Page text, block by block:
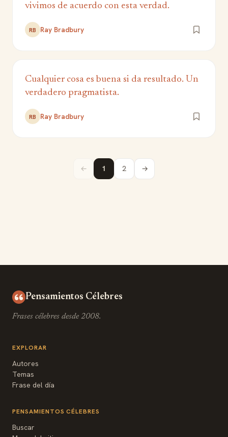
vivimos de acuerdo con esta verdad.
RB Ray Bradbury
Cualquier cosa es buena si da resultado. Un
verdadero pragmatista.
RB Ray Bradbury
← 1 2 →
Pensamientos Célebres
Frases célebres desde 2008.
EXPLORAR
Autores
Temas
Frase del día
PENSAMIENTOS CÉLEBRES
Buscar